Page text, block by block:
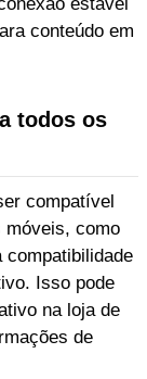
conteúdo em
todos os
compatível
móveis, como
Isso pode
na loja de
de